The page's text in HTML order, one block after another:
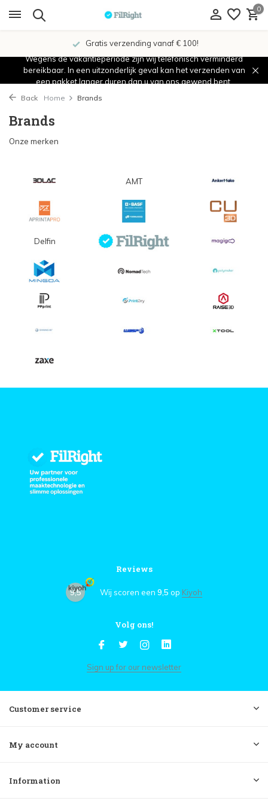
0
Gratis verzending vanaf € 100!
Wegens de vakantieperiode zijn wij telefonisch verminderd
bereikbaar. In een uitzonderlijk geval kan het verzenden van
een pakket langer duren dan u van ons gewend bent.
Back Home Brands
Brands
Onze merken
AMT
Delfin
Reviews
9,5 Wij scoren een 9,5 op Kiyoh
Volg ons!
Sign up for our newsletter
Customer service
My account
Information